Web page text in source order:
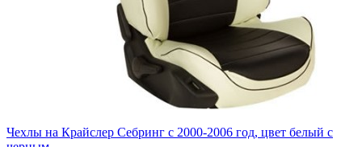
Чехлы на Крайслер Себринг с 2000-2006 год, цвет белый с